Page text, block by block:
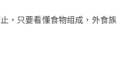
，只要看懂食物组成，外食族